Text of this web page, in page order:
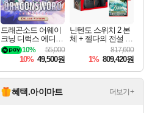
드래곤소드 어웨이
크닝 디럭스 에디션
DragonSword Awake
ning Deluxe Edition
55,000
10%
10% 49,500원
닌텐도 스위치 2 본
체 + 젤다의 전설 티
어스 오브 더 킹덤
닌텐도 스위치 2 에
디션 + 젤다의 전설
브레스 오브 더 와
일드 닌텐도 스위치
2 에디션 번들
817,600
1% 809,420원
혜택.아이마트 더보기+
한건했습니다 님께서